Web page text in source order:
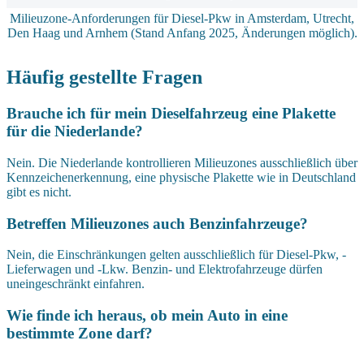
Milieuzone-Anforderungen für Diesel-Pkw in Amsterdam, Utrecht,
Den Haag und Arnhem (Stand Anfang 2025, Änderungen möglich).
Häufig gestellte Fragen
Brauche ich für mein Dieselfahrzeug eine Plakette
für die Niederlande?
Nein. Die Niederlande kontrollieren Milieuzones ausschließlich über
Kennzeichenerkennung, eine physische Plakette wie in Deutschland
gibt es nicht.
Betreffen Milieuzones auch Benzinfahrzeuge?
Nein, die Einschränkungen gelten ausschließlich für Diesel-Pkw, -
Lieferwagen und -Lkw. Benzin- und Elektrofahrzeuge dürfen
uneingeschränkt einfahren.
Wie finde ich heraus, ob mein Auto in eine
bestimmte Zone darf?